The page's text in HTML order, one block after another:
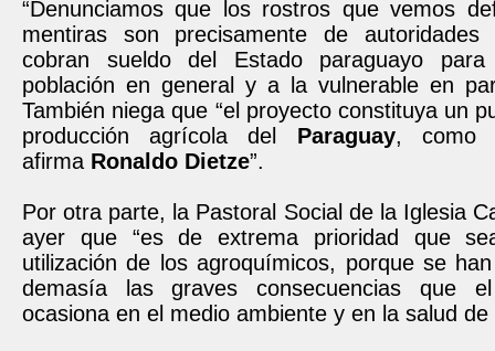
“Denunciamos que los rostros que vemos
mentiras son precisamente de autoridades
cobran sueldo del Estado paraguayo
población en general y a la vulnerable en
También niega que “el proyecto constituya un
producción agrícola del Paraguay, como
afirma Ronaldo Dietze”.
Por otra parte, la Pastoral Social de la Iglesia
ayer que “es de extrema prioridad que
utilización de los agroquímicos, porque se
demasía las graves consecuencias que
ocasiona en el medio ambiente y en la salud de